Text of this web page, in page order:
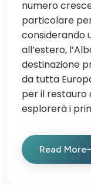
numero
particolare
considerando
all’estero,
destinazione
da tutta
per il restauro
esplorerà i
Read More